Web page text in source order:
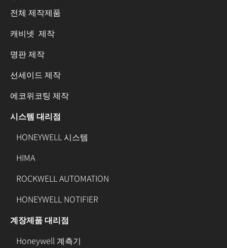
전체 제작제품
캐비넷 제작
명판 제작
선세이드 제작
에코위코팅 제작
시스템 대리점
HONEYWELL 시스템
HIMA
ROCKWELL AUTOMATION
HONEYWELL NOTIFIER
계장제품 대리점
Honeywell 계측기